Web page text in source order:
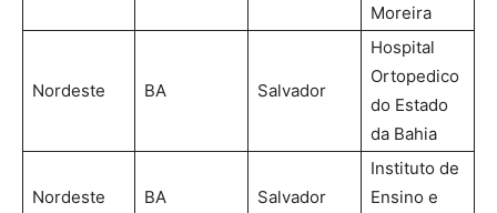
Moreira
Nordeste BA Salvador
Hospital
Ortopedico
do Estado
da Bahia
Nordeste BA Salvador
Instituto de
Ensino e